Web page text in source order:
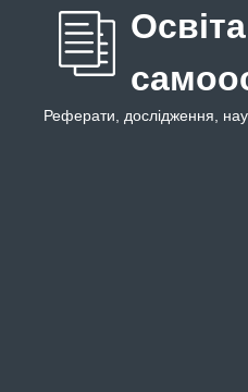
Реферати, дослідження,